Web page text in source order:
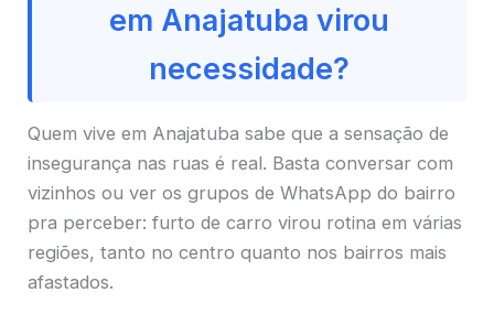
em Anajatuba virou
necessidade?
Quem vive em Anajatuba sabe que a sensação de
insegurança nas ruas é real. Basta conversar com
vizinhos ou ver os grupos de WhatsApp do bairro
pra perceber: furto de carro virou rotina em várias
regiões, tanto no centro quanto nos bairros mais
afastados.